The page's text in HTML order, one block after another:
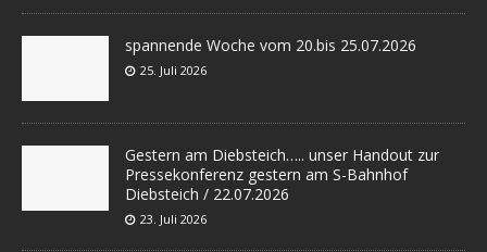
spannende Woche vom 20.bis 25.07.2026
25. Juli 2026
Gestern am Diebsteich….. unser Handout zur
Pressekonferenz gestern am S-Bahnhof
Diebsteich / 22.07.2026
23. Juli 2026